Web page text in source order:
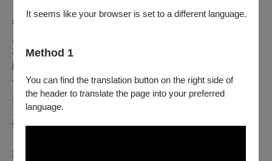
It seems like your browser is set to a different language.
Method 1
You can find the translation button on the right side of
the header to translate the page into your preferred
language.
衛武營會員組組長
喜好的最大公約數，例如：「某一年，我們也辦過黃韻玲
一，是有能力辦理無限卡的會員年齡，其青春時期多半都
是在黃韻玲的歌聲陪伴下長大，所以那天的活動，與其說
是音樂會，不如更像是一種同學會，能感覺大家都非常放
鬆地徜徉在歌曲的氛圍中。」
或許，所謂「會員的尊榮時刻」，並不是什麼奢華的服務